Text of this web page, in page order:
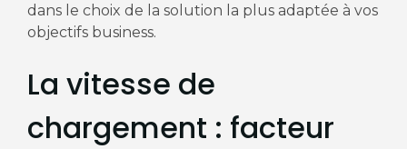
dans le choix de la solution la plus adaptée à vos
objectifs business.
La vitesse de
chargement : facteur